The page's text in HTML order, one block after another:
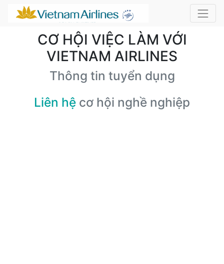
CƠ HỘI VIỆC LÀM VỚI
VIETNAM AIRLINES
Thông tin tuyển dụng
Liên hệ cơ hội nghề nghiệp